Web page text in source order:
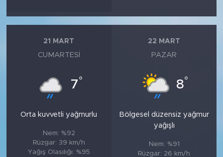
21 MART
CUMARTESI
7°
Orta kuvvetli yağmurlu
Nem: %92
Rüzgar: 39 km/h
Yağış Olasılığı: %95
22 MART
PAZAR
8°
Bölgesel düzensiz yağmur
yağışlı
Nem: %91
Rüzgar: 26 km/h